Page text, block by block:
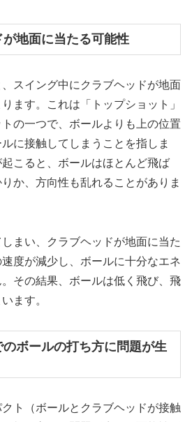
地面に当たる可能性
スイング中にクラブヘッドが地面
ます。これは「トップショット」
の一つで、ボールよりも上の位置
に接触してしまうことを指しま
こると、ボールはほとんど飛ば
か、方向性も乱れることがありま
まい、クラブヘッドが地面に当た
度が減少し、ボールに十分なエネ
その結果、ボールは低く飛び、飛
ます。
ボールの打ち方に問題が生
ト（ボールとクラブヘッドが接触